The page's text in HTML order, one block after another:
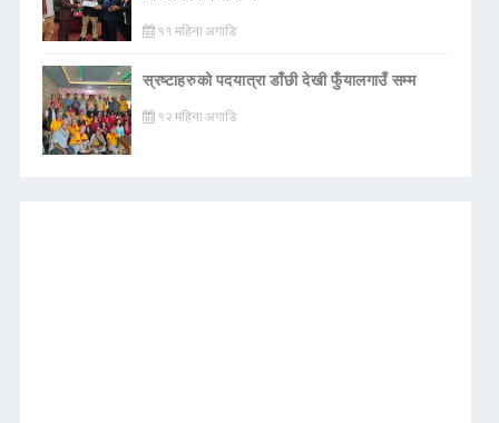
११ महिना अगाडि
स्रष्टाहरुको पदयात्रा डाँछी देखी फुँयालगाउँ सम्म
१२ महिना अगाडि